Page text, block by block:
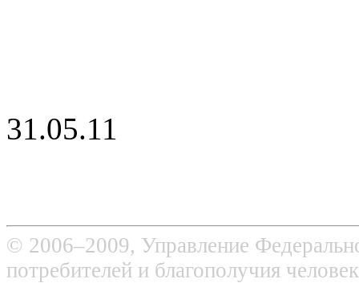
31.05.11
© 2006–2009, Управление
потребителей и благополучия